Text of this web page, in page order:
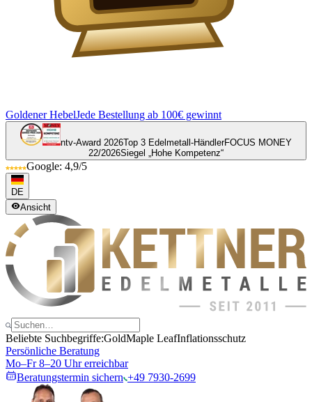
Goldener HebelJede Bestellung ab 100€ gewinnt
ntv-Award 2026Top 3 Edelmetall-HändlerFOCUS MONEY
22/2026Siegel „Hohe Kompetenz“
Google: 4,9/5
DE
Ansicht
Beliebte Suchbegriffe:GoldMaple LeafInflationsschutz
Persönliche Beratung
Mo–Fr 8–20 Uhr erreichbar
Beratungstermin sichern +49 7930-2699